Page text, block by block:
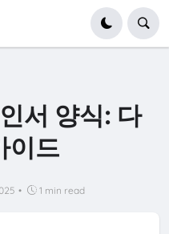
서 양식: 다
이드
• 1 min read